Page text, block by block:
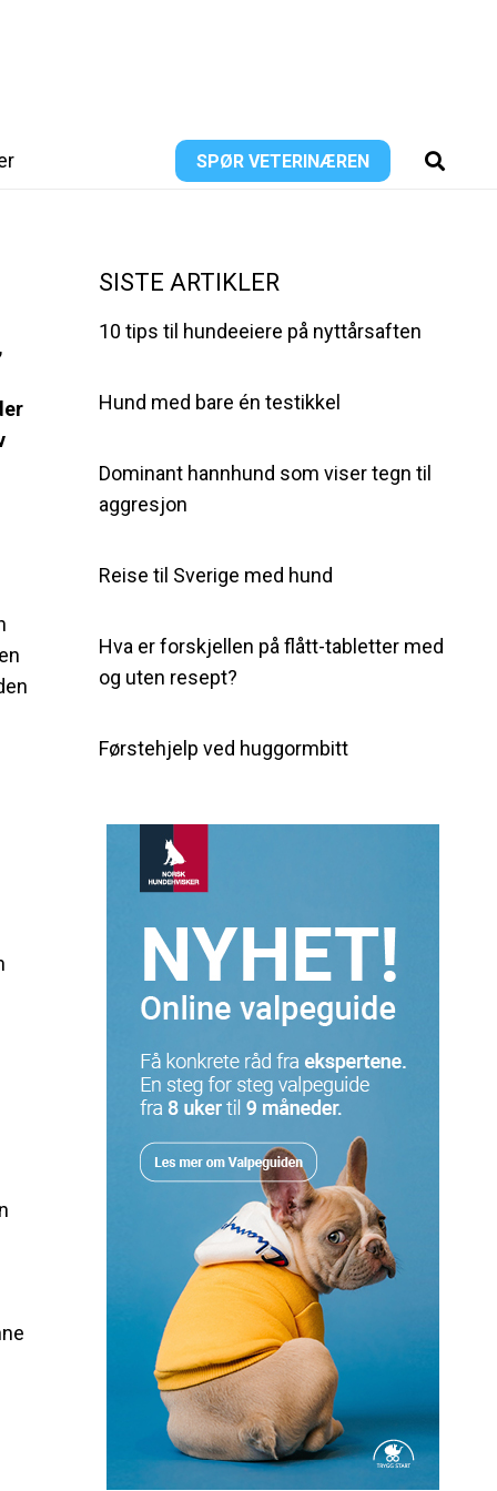
SPØR VETERINÆREN
SISTE ARTIKLER
10 tips til hundeeiere på nyttårsaften
Hund med bare én testikkel
Dominant hannhund som viser tegn til
aggresjon
Reise til Sverige med hund
Hva er forskjellen på flått-tabletter med
og uten resept?
Førstehjelp ved huggormbitt